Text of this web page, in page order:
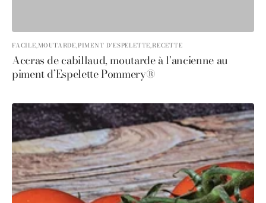
FACILE,MOUTARDE,PIMENT D'ESPELETTE,RECETTE
Accras de cabillaud, moutarde à l'ancienne au
piment d’Espelette Pommery®